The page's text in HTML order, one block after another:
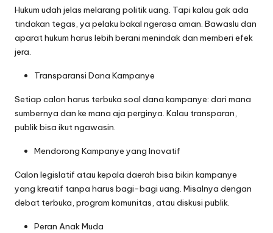
Hukum udah jelas melarang politik uang. Tapi kalau gak ada
tindakan tegas, ya pelaku bakal ngerasa aman. Bawaslu dan
aparat hukum harus lebih berani menindak dan memberi efek
jera.
Transparansi Dana Kampanye
Setiap calon harus terbuka soal dana kampanye: dari mana
sumbernya dan ke mana aja perginya. Kalau transparan,
publik bisa ikut ngawasin.
Mendorong Kampanye yang Inovatif
Calon legislatif atau kepala daerah bisa bikin kampanye
yang kreatif tanpa harus bagi-bagi uang. Misalnya dengan
debat terbuka, program komunitas, atau diskusi publik.
Peran Anak Muda